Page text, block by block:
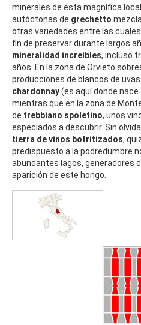
minerales de esta magnífica
autóctonas de grechetto
otras variedades entre las
fin de preservar durante largos
mineralidad increíbles, incluso
años. En la zona de Orvieto
producciones de blancos de
chardonnay(es aquí donde nace
mientras que en la zona de
de trebbiano spoletino, unos
especiados a descubrir. Sin
tierra de vinos botritizados,
predispuesto a la podredumbre
abundantes lagos, generadores
aparición de este hongo.